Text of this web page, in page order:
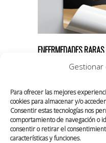
Para ofrecer las mejores
cookies para almacenar y/o
Consentir estas tecnologías nos
comportamiento de navegación o
consentir o retirar el
características y funciones.
ENFERMEDADES RARAS